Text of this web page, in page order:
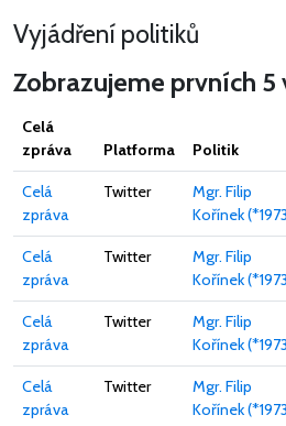
Vyjádření politiků
Zobrazujeme prvních 5
Celá
zpráva
Platforma Politik
Celá
zpráva
Twitter
Mgr. Filip
Kořínek
Celá
zpráva
Twitter
Mgr. Filip
Kořínek
Celá
zpráva
Twitter
Mgr. Filip
Kořínek
Celá
zpráva
Twitter
Mgr. Filip
Kořínek